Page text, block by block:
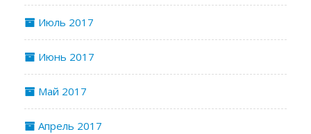
Июль 2017
Июнь 2017
Май 2017
Апрель 2017